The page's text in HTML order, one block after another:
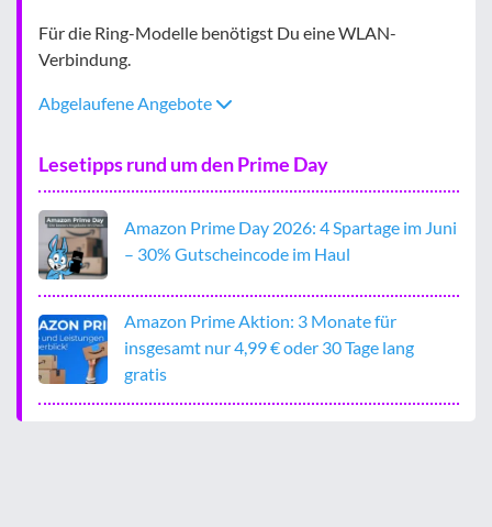
Für die Ring-Modelle benötigst Du eine WLAN-
Verbindung.
Abgelaufene Angebote
Lesetipps rund um den Prime Day
Amazon Prime Day 2026: 4 Spartage im Juni
– 30% Gutscheincode im Haul
Amazon Prime Aktion: 3 Monate für
insgesamt nur 4,99 € oder 30 Tage lang
gratis